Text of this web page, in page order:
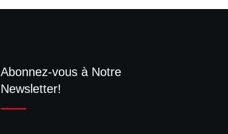
Abonnez-vous à Notre
Newsletter!